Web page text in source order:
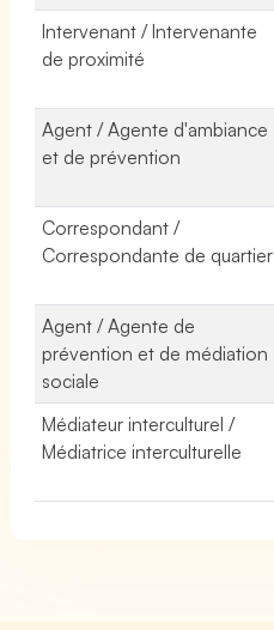
Intervenant / Intervenante
de proximité
Agent / Agente d'ambiance
et de prévention
Correspondant /
Correspondante de quartier
Agent / Agente de
prévention et de médiation
sociale
Médiateur interculturel /
Médiatrice interculturelle